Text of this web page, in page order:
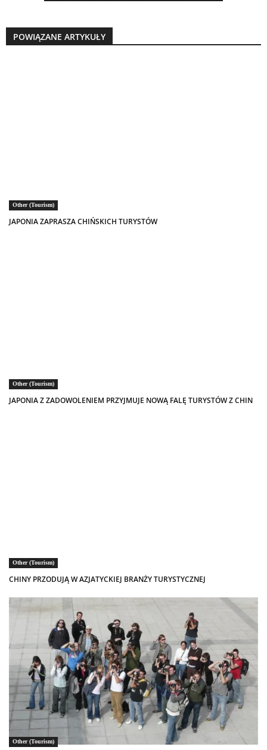
POWIĄZANE ARTYKUŁY
Other (Tourism)
JAPONIA ZAPRASZA CHIŃSKICH TURYSTÓW
Other (Tourism)
JAPONIA Z ZADOWOLENIEM PRZYJMUJE NOWĄ FALĘ TURYSTÓW Z CHIN
Other (Tourism)
CHINY PRZODUJĄ W AZJATYCKIEJ BRANŻY TURYSTYCZNEJ
Other (Tourism)